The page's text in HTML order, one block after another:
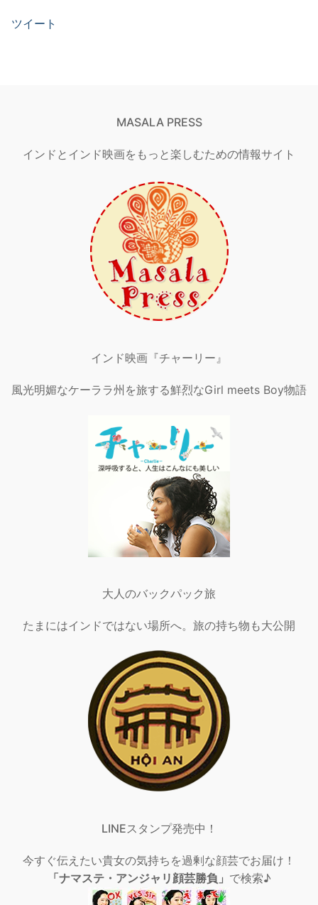
ツイート
MASALA PRESS
インドとインド映画をもっと楽しむための情報サイト
インド映画『チャーリー』
風光明媚なケーララ州を旅する鮮烈なGirl meets Boy物語
大人のバックパック旅
たまにはインドではない場所へ。旅の持ち物も大公開
LINEスタンプ発売中！
今すぐ伝えたい貴女の気持ちを過剰な顔芸でお届け！
「ナマステ・アンジャリ顔芸勝負」 で検索♪